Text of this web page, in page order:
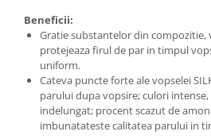
Beneficii:
Gratie substantelor din compozitie,
protejeaza firul de par in timpul
uniform.
Cateva puncte forte ale vopselei
parului dupa vopsire; culori
indelungat; procent scazut de
imbunatateste calitatea parului in